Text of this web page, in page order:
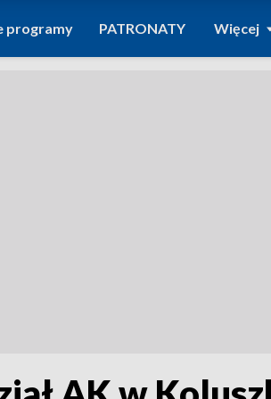
programy PATRONATY Więcej